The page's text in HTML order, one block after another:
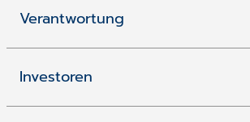
Verantwortung
Investoren